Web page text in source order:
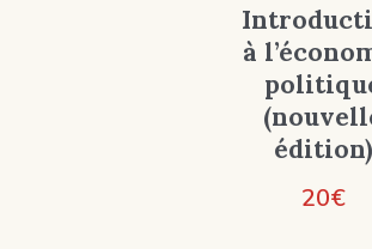
à
édition)
20€